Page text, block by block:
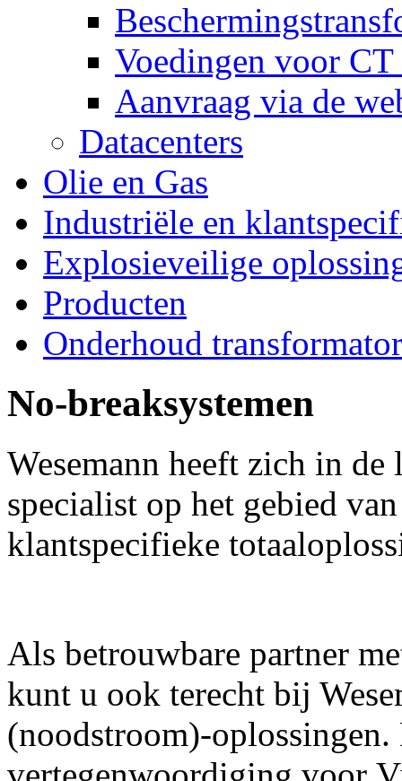
Voedingen voor CT
Aanvraag via de
Datacenters
Olie en Gas
Industriële en
Explosieveilige
Producten
Onderhoud
No-breaksystemen
Wesemann heeft zich in
specialist op het gebied
klantspecifieke
Als betrouwbare partner
kunt u ook terecht bij
(noodstroom)-oplossingen.